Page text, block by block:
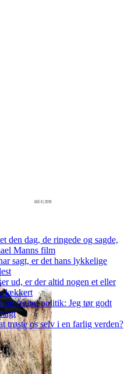
den dag, de ringede og sagde,
Manns film
sagt, er det hans lykkelige
ud, er der altid nogen et eller
lækkert
forlod politik: Jeg tør godt
trøste os selv i en farlig verden?